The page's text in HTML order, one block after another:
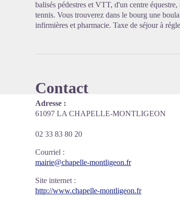
balisés pédestres et VTT, d'un centre
tennis. Vous trouverez dans le bourg une
infirmières et pharmacie. Taxe de séjour à
Contact
Adresse :
61097 LA CHAPELLE-MONTLIGEON
02 33 83 80 20
Courriel :
mairie@chapelle-montligeon.fr
Site internet :
http://www.chapelle-montligeon.fr